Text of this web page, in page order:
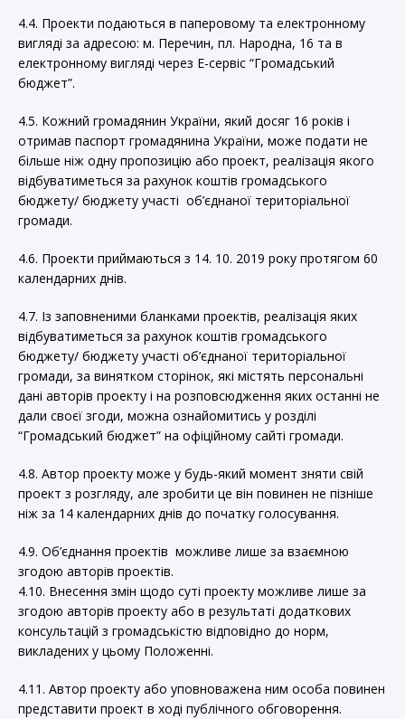
4.4. Проекти подаються в паперовому та електронному
вигляді за адресою: м. Перечин, пл. Народна, 16 та в
електронному вигляді через Е-сервіс “Громадський
бюджет”.
4.5. Кожний громадянин України, який досяг 16 років і
отримав паспорт громадянина України, може подати не
більше ніж одну пропозицію або проект, реалізація якого
відбуватиметься за рахунок коштів громадського
бюджету/ бюджету участі об’єднаної територіальної
громади.
4.6. Проекти приймаються з 14. 10. 2019 року протягом 60
календарних днів.
4.7. Із заповненими бланками проектів, реалізація яких
відбуватиметься за рахунок коштів громадського
бюджету/ бюджету участі об’єднаної територіальної
громади, за винятком сторінок, які містять персональні
дані авторів проекту і на розповсюдження яких останні не
дали своєї згоди, можна ознайомитись у розділі
“Громадський бюджет” на офіційному сайті громади.
4.8. Автор проекту може у будь-який момент зняти свій
проект з розгляду, але зробити це він повинен не пізніше
ніж за 14 календарних днів до початку голосування.
4.9. Об’єднання проектів можливе лише за взаємною
згодою авторів проектів.
4.10. Внесення змін щодо суті проекту можливе лише за
згодою авторів проекту або в результаті додаткових
консультацій з громадськістю відповідно до норм,
викладених у цьому Положенні.
4.11. Автор проекту або уповноважена ним особа повинен
представити проект в ході публічного обговорення.